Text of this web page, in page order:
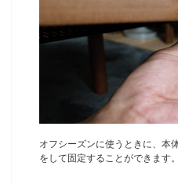
オフシーズンに使うときに、本
をして固定することができます。